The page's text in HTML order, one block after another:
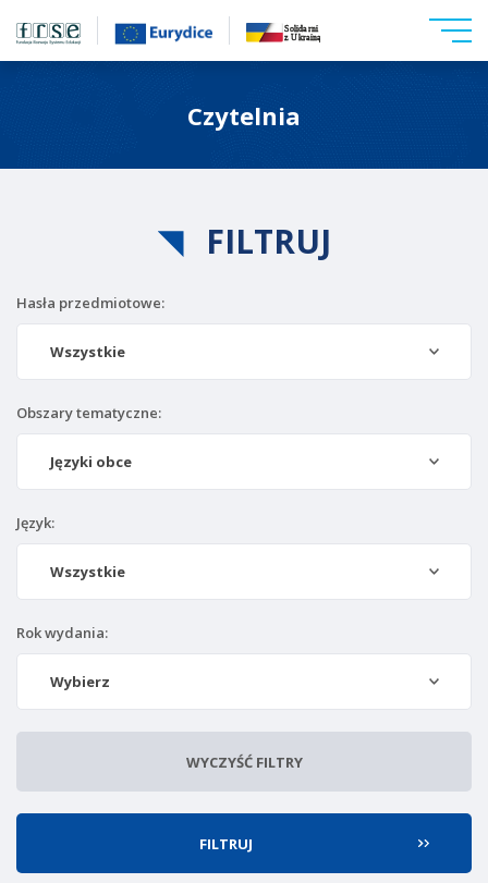
Czytelnia
FILTRUJ
Hasła przedmiotowe:
Wszystkie
Obszary tematyczne:
Języki obce
Język:
Wszystkie
Rok wydania:
Wybierz
WYCZYŚĆ FILTRY